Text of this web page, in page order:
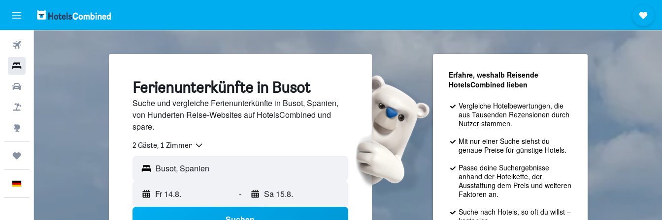
Ferienunterkünfte in Busot
Suche und vergleiche Ferienunterkünfte in Busot, Spanien,
von Hunderten Reise-Websites auf HotelsCombined und
spare.
2 Gäste, 1 Zimmer
Fr 14.8. - Sa 15.8.
Erfahre, weshalb Reisende
HotelsCombined lieben
Vergleiche Hotelbewertungen, die
aus Tausenden Rezensionen durch
Nutzer stammen.
Mit nur einer Suche siehst du
genaue Preise für günstige Hotels.
Passe deine Suchergebnisse
anhand der Hotelkette, der
Ausstattung dem Preis und weiteren
Faktoren an.
Suche nach Hotels, so oft du willst –